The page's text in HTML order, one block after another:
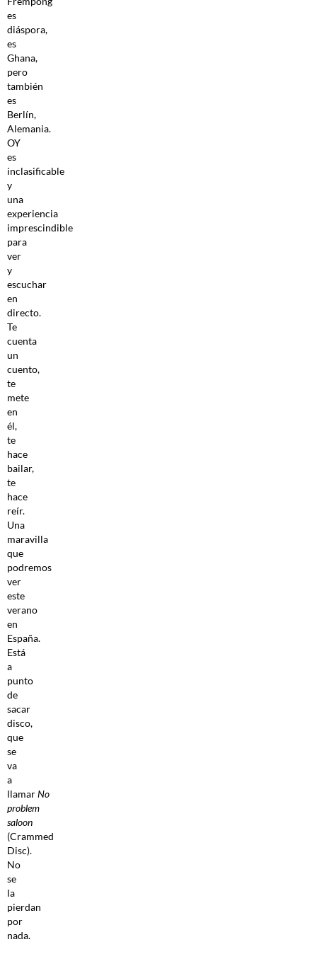
es
diáspora,
es
Ghana,
pero
también
es
Berlín,
Alemania.
OY
es
inclasificable
y
una
experiencia
imprescindible
para
ver
y
escuchar
en
directo.
Te
cuenta
un
cuento,
te
mete
en
él,
te
hace
bailar,
te
hace
reír.
Una
maravilla
que
podremos
ver
este
verano
en
España.
Está
a
punto
de
sacar
disco,
que
se
va
a
llamarNo
problem
saloon
(Crammed
Disc).
No
se
la
pierdan
por
nada.